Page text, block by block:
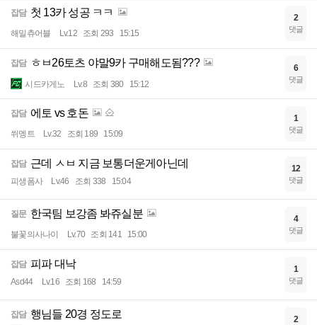
잡담 첫 13카 성공 ㅋㅋ
해밀츄어블 Lv.12 조회 293 15:15
2
댓글
잡담 ㅎㅂ26토츠 야말9카 구매해도됨???
시드카게노 Lv.8 조회 380 15:12
6
댓글
잡담 에토 vs 호돈
쒸멩트 Lv.32 조회 189 15:09
1
댓글
잡담 근데 ㅅㅂ 지금 보통더운게아닌데
피생폼사 Lv.46 조회 338 15:04
12
댓글
질문 한국팀 보강좀 봐쥬실분
불꽃의사나이 Lv.70 조회 141 15:00
4
댓글
잡담 피파 대낙
Asd44 Lv.16 조회 168 14:59
1
댓글
잡담 행님들 20경 정도로 2